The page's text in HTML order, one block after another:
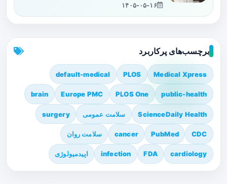
۱۴۰۵-۰۵-۱۶
برچسب‌های پرکاربرد
Medical Xpress
PLOS
default-medical
public-health
PLOS One
Europe PMC
brain
ScienceDaily Health سلامت عمومی surgery
CDC
PubMed
cancer سلامت روان
cardiology
FDA
infection اپیدمیولوژی